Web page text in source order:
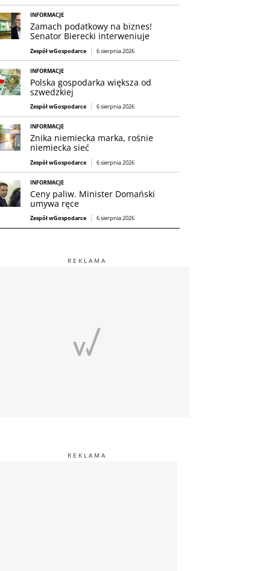
INFORMACJE
Zamach podatkowy na biznes!
Senator Bierecki interweniuje
Zespół wGospodarce 6 sierpnia 2026
INFORMACJE
Polska gospodarka większa od
szwedzkiej
Zespół wGospodarce 6 sierpnia 2026
INFORMACJE
Znika niemiecka marka, rośnie
niemiecka sieć
Zespół wGospodarce 6 sierpnia 2026
INFORMACJE
Ceny paliw. Minister Domański
umywa ręce
Zespół wGospodarce 6 sierpnia 2026